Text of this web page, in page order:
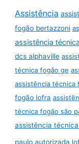
Assistência
fogão bertazzoni
assistência
dcs alphaville
técnica fogão ge
assistência técnica
fogão lofra
técnica fogão são
assistência
paulo autorizada